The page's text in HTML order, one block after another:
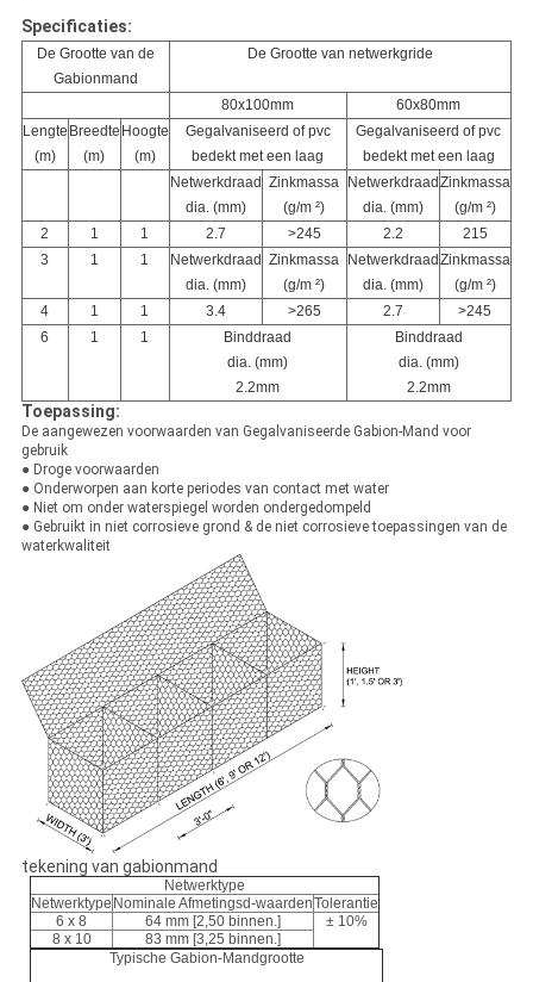
Specificaties:
De Grootte van de
Gabionmand
De Grootte van netwerkgride
80x100mm
60x80mm
Lengte
(m)
Breedte
(m)
Hoogte
(m)
Gegalvaniseerd of pvc
bedekt met een laag
Gegalvaniseerd of pvc
bedekt met een laag
Netwerkdraad
dia. (mm)
Zinkmassa
(g/m ²)
Netwerkdraad
dia. (mm)
Zinkmassa
(g/m ²)
2
1 1 2.7 >245 2.2
215
3
1 1
Netwerkdraad
dia. (mm)
Zinkmassa
(g/m ²)
Netwerkdraad
dia. (mm)
Zinkmassa
(g/m ²)
4
1 1 3.4 >265 2.7 >245
6
1 1
Binddraad
dia. (mm)
2.2mm
Binddraad
dia. (mm)
2.2mm
Toepassing:
De aangewezen voorwaarden van Gegalvaniseerde Gabion-Mand voor
gebruik
● Droge voorwaarden
● Onderworpen aan korte periodes van contact met water
● Niet om onder waterspiegel worden ondergedompeld
● Gebruikt in niet corrosieve grond & de niet corrosieve toepassingen van de
waterkwaliteit
tekening van gabionmand
Netwerktype
Netwerktype Nominale Afmetingsd-waardenTolerantie
6 x 8
64 mm [2,50 binnen.]
± 10%
8 x 10
83 mm [3,25 binnen.]
Typische Gabion-Mandgrootte